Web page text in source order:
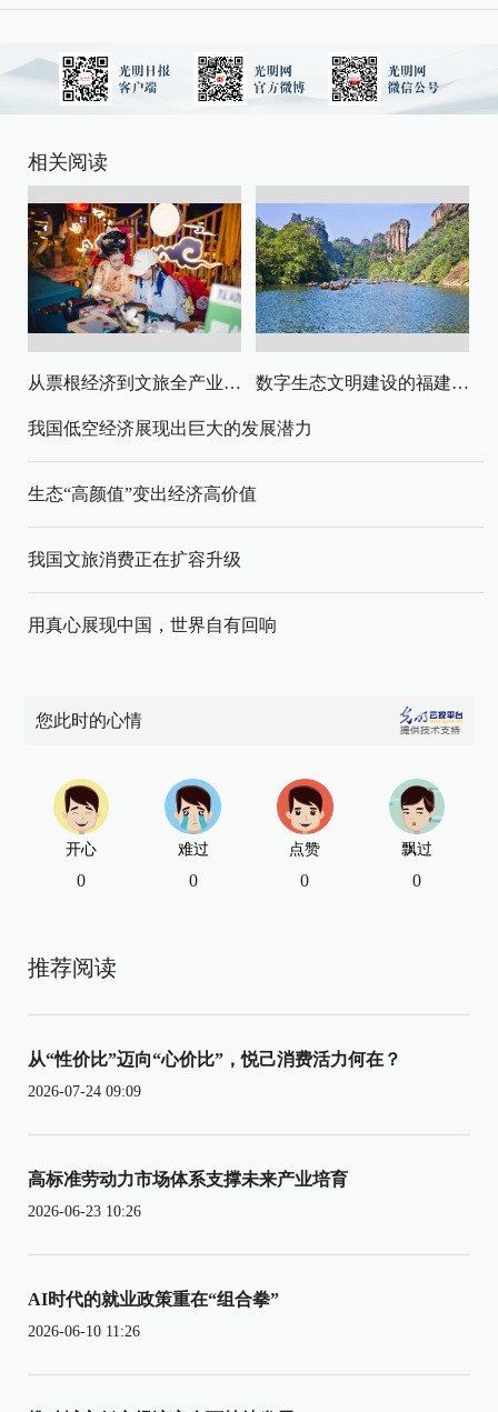
相关阅读
从票根经济到文旅全产业链升级 数字生态文明建设的福建路径与启示
我国低空经济展现出巨大的发展潜力
生态“高颜值”变出经济高价值
我国文旅消费正在扩容升级
用真心展现中国，世界自有回响
您此时的心情
开心
0
难过
0
点赞
0
飘过
0
推荐阅读
从“性价比”迈向“心价比”，悦己消费活力何在？
2026-07-24 09:09
高标准劳动力市场体系支撑未来产业培育
2026-06-23 10:26
AI时代的就业政策重在“组合拳”
2026-06-10 11:26